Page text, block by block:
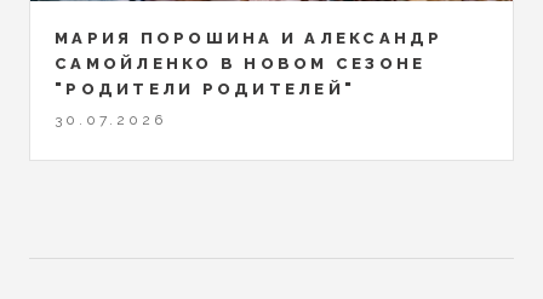
МАРИЯ ПОРОШИНА И АЛЕКСАНДР
САМОЙЛЕНКО В НОВОМ СЕЗОНЕ
"РОДИТЕЛИ РОДИТЕЛЕЙ"
30.07.2026